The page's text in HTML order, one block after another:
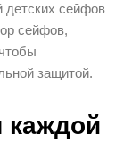
детских сейфов
сейфов,
защитой.
каждой